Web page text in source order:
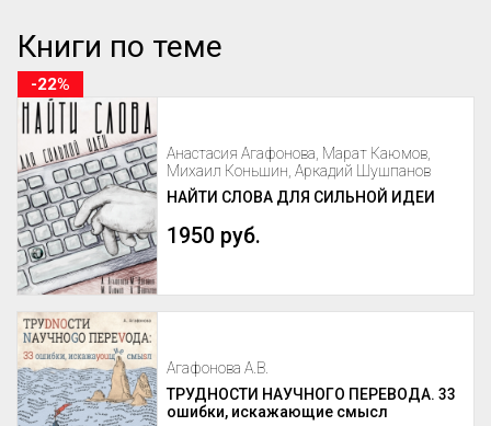
Книги по теме
Анастасия Агафонова, Марат Каюмов,
Михаил Коньшин, Аркадий Шушпанов
НАЙТИ СЛОВА ДЛЯ СИЛЬНОЙ ИДЕИ
1950 руб.
-22%
Агафонова А.В.
ТРУДНОСТИ НАУЧНОГО ПЕРЕВОДА. 33
ошибки, искажающие смысл